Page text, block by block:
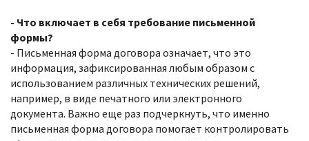
- Что включает в себя требование письменной
формы?
- Письменная форма договора означает, что это
информация, зафиксированная любым образом с
использованием различных технических решений,
например, в виде печатного или электронного
документа. Важно еще раз подчеркнуть, что именно
письменная форма договора помогает контролировать